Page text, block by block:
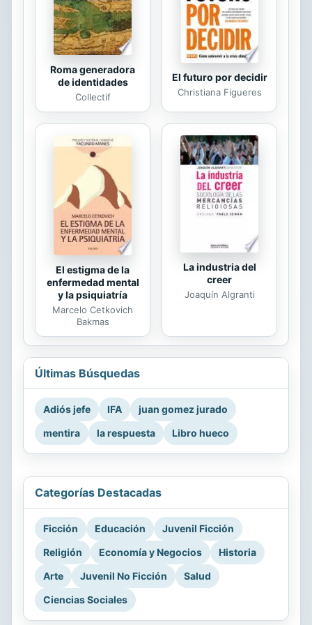
Troche. Los 47 números de esta
revista están analizados e indizados
en esta obra.
Roma generadora
de identidades
Collectif
El futuro por decidir
Christiana Figueres
El estigma de la
enfermedad mental
y la psiquiatría
Marcelo Cetkovich
Bakmas
La industria del
creer
Joaquín Algranti
Últimas Búsquedas
Adiós jefe IFA
juan gomez jurado
mentira
la respuesta Libro hueco
Categorías Destacadas
Ficción Educación
Juvenil Ficción
Religión
Economía y Negocios
Historia
Arte
Juvenil No Ficción
Salud
Ciencias Sociales